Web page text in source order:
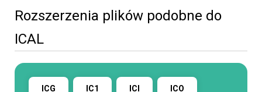
Rozszerzenia plików podobne do
ICAL
ICG IC1 ICI ICO